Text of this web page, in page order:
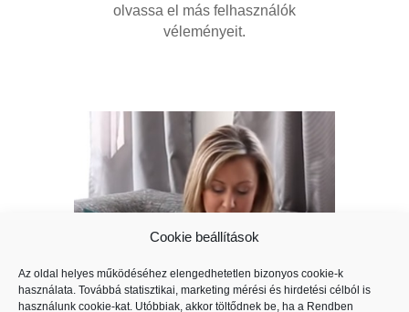
Cookie beállítások
Az oldal helyes működéséhez elengedhetetlen bizonyos cookie-k
használata. Továbbá statisztikai, marketing mérési és hirdetési célból is
használunk cookie-kat. Utóbbiak, akkor töltődnek be, ha a Rendben
olvassa el más felhasználók
véleményeit.